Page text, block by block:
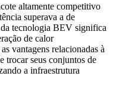
altamente competitivo
superava a de
tecnologia BEV significa
de calor
vantagens relacionadas à
trocar seus conjuntos de
a infraestrutura